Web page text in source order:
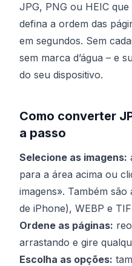
JPG, PNG ou HEIC
defina a ordem das
em segundos. Sem
sem marca d’água – e
do seu dispositivo.
Como converter
a passo
Selecione as imagens:
para a área acima ou
imagens». Também
de iPhone), WEBP e
Ordene as páginas:
arrastando e gire
Escolha as opções: